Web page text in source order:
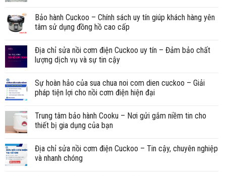
Bảo hành Cuckoo – Chính sách uy tín giúp khách hàng yên
tâm sử dụng đồng hồ cao cấp
Địa chỉ sửa nồi cơm điện Cuckoo uy tín – Đảm bảo chất
lượng dịch vụ và sự tin cậy
Sự hoàn hảo của sua chua noi com dien cuckoo – Giải
pháp tiện lợi cho nồi cơm điện hiện đại
Trung tâm bảo hành Cooku – Nơi gửi gắm niềm tin cho
thiết bị gia dụng của bạn
Địa chỉ sửa nồi cơm điện Cuckoo – Tin cậy, chuyên nghiệp
và nhanh chóng